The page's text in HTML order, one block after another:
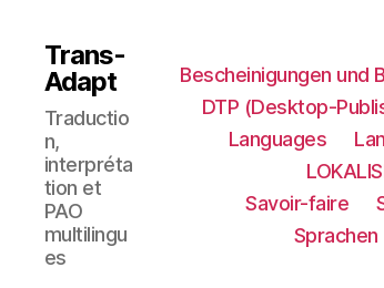
Trans-
Adapt
Traductio
n,
interpréta
tion et
PAO
multilingu
es
Bescheinigungen und
DTP (Desktop-
Languages
Savoir-faire
Sprachen